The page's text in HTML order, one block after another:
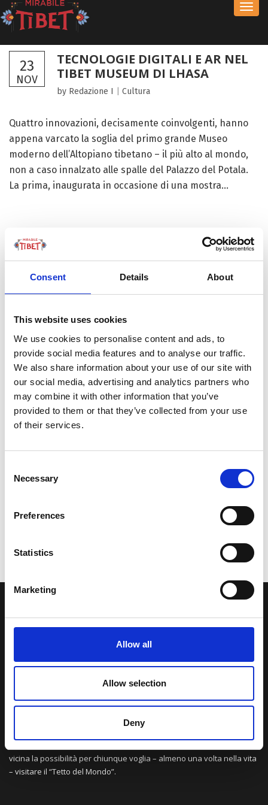
Consent Details About
This website uses cookies
We use cookies to personalise content and ads, to
provide social media features and to analyse our traffic.
We also share information about your use of our site with
our social media, advertising and analytics partners who
may combine it with other information that you’ve
provided to them or that they’ve collected from your use
of their services.
Selection
Necessary
Preferences
Statistics
Marketing
Allow all
Allow selection
Deny
23
NOV
TECNOLOGIE DIGITALI E AR NEL
TIBET MUSEUM DI LHASA
by Redazione I Cultura
Quattro innovazioni, decisamente coinvolgenti, hanno
appena varcato la soglia del primo grande Museo
moderno dell’Altopiano tibetano – il più alto al mondo,
non a caso innalzato alle spalle del Palazzo del Potala.
La prima, inaugurata in occasione di una mostra...
FOCUS TIBET
Una comunità di appassionati della cultura tibetana che hanno
avuto modo di viaggiare e conoscere questa meravigliosa regione.
paesaggi e la sua gente è capace di riempire il cuore.
vicina la possibilità per chiunque voglia – almeno una volta nella vita
– visitare il “Tetto del Mondo”.